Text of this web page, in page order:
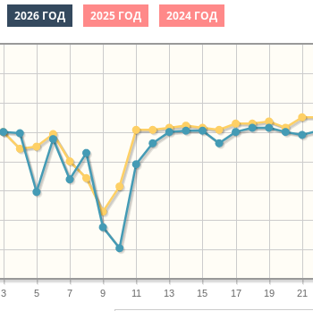
2026 ГОД 2025 ГОД 2024 ГОД
3 5 7 9 11 13 15 17 19 21